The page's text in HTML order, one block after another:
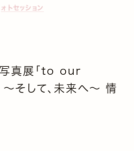
ォトセッション
写真展「to our
そして、未来へ～ 情